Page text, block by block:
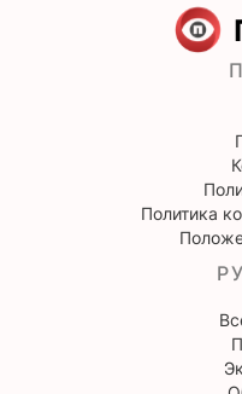
Политика